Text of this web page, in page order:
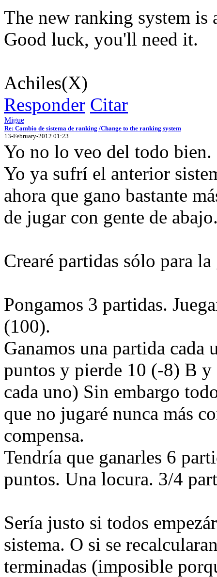
The new ranking system
Good luck, you'll need it.
Achiles(X)
Responder Citar
Migue
Re: Cambio de sistema de ranking /Change to the ranking system
13-February-2012 01:23
Yo no lo veo del todo bien.
Yo ya sufrí el anterior
ahora que gano bastante
de jugar con gente de
Crearé partidas sólo para
Pongamos 3 partidas.
(100).
Ganamos una partida cada
puntos y pierde 10 (-8) B
cada uno) Sin embargo
que no jugaré nunca más
compensa.
Tendría que ganarles 6
puntos. Una locura. 3/4
Sería justo si todos
sistema. O si se
terminadas (imposible